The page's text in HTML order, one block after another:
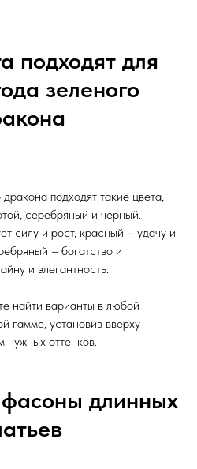
подходят для
зеленого
подходят такие цвета,
серебряный и черный.
силу и рост, красный – удачу и
– богатство и
и элегантность.
найти варианты в любой
гамме, установив вверху
нужных оттенков.
длинных